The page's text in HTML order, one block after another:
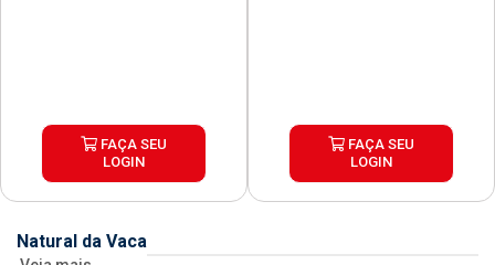
FAÇA SEU
LOGIN
FAÇA SEU
LOGIN
Natural da Vaca